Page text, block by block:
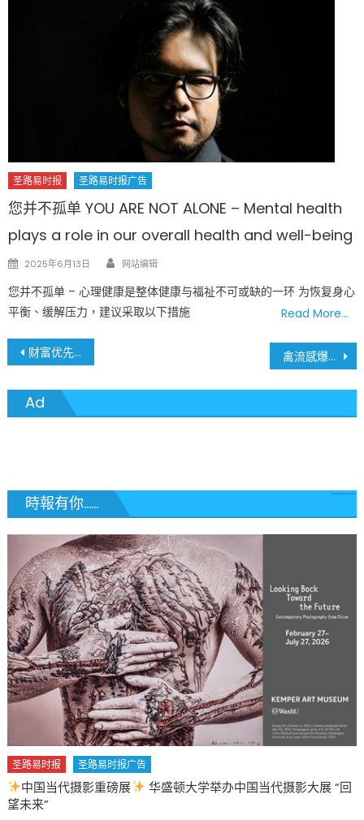
圣路易时报 圣路易时报广告
您并不孤单 YOU ARE NOT ALONE – Mental health
plays a role in our overall health and well-being
Posted
2025年6月13日 Author
网站编辑
您并不孤单 – 心理健康是整体健康与福祉不可或缺的一环 为恢复身心
平衡、缓解压力，建议采取以下措施
Read More…
文
章
導
财富优先于才干？美国”金卡”移民政策余波荡漾争议四起 禽流感爆发！圣路易斯动物园关闭柏树沼泽和鸟舍展区，美国鸡蛋供应面临严重短缺
Ad
時報有你......
圣路易时报 圣路易时报广告
中国当代摄影重磅展
华盛顿大学举办中国当代摄影大展 “回
望未来”